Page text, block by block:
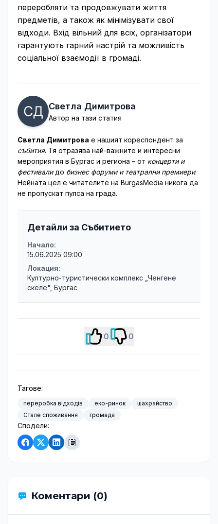
переробляти та продовжувати життя
предметів, а також як мінімізувати свої
відходи. Вхід вільний для всіх, організатори
гарантують гарний настрій та можливість
соціальної взаємодії в громаді.
Светла Димитрова
Автор на тази статия
Светла Димитрова е нашият кореспондент за
събития. Тя отразява най-важните и интересни
мероприятия в Бургас и региона – от концерти и
фестивалидо бизнес форуми и театрални премиери.
Нейната цел е читателите на BurgasMedia никога да
не пропускат пулса на града.
Детайли за Събитието
Начало:
15.06.2025 09:00
Локация:
Културно-туристически комплекс „Ченгене
скеле", Бургас
0 0
Тагове:
переробка відходів еко-ринок
шахрайство
Стале споживання
громада
Сподели:
Коментари (0)